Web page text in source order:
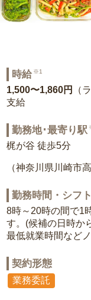
時給 ※1
1,500〜1,860円
（
支給
勤務地･最寄り駅
梶が谷 徒歩5分
（神奈川県川崎市
勤務時間・シフト
8時～20時の間で1
す。(候補の日時か
最低就業時間など
契約形態
業務委託